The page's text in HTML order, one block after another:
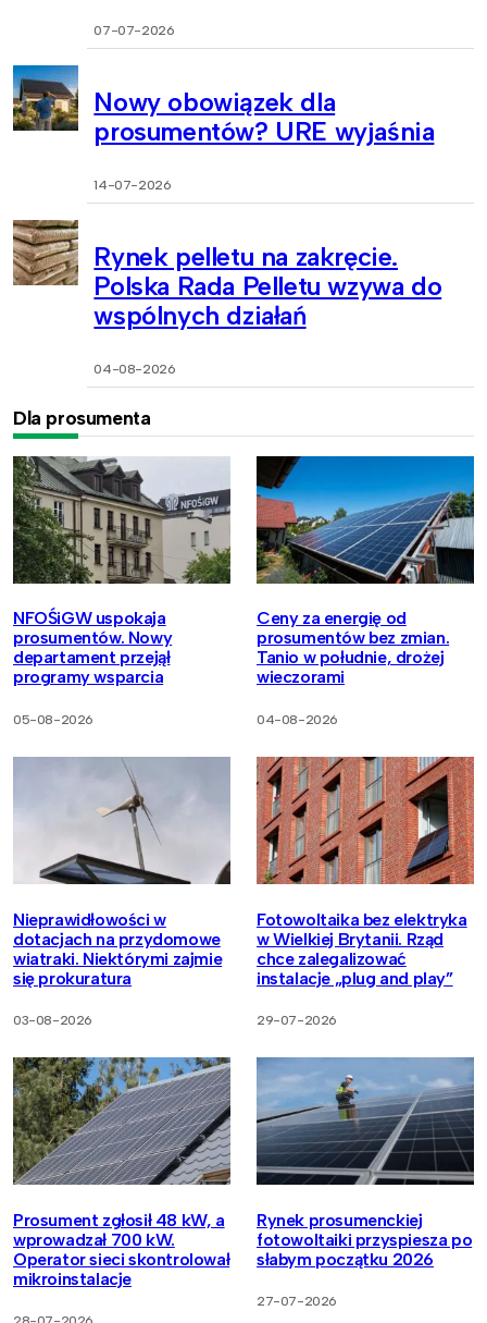
07-07-2026
Nowy obowiązek dla
prosumentów? URE wyjaśnia
14-07-2026
Rynek pelletu na zakręcie.
Polska Rada Pelletu wzywa do
wspólnych działań
04-08-2026
Dla prosumenta
NFOŚiGW uspokaja
prosumentów. Nowy
departament przejął
programy wsparcia
05-08-2026
Ceny za energię od
prosumentów bez zmian.
Tanio w południe, drożej
wieczorami
04-08-2026
Nieprawidłowości w
dotacjach na przydomowe
wiatraki. Niektórymi zajmie
się prokuratura
03-08-2026
Fotowoltaika bez elektryka
w Wielkiej Brytanii. Rząd
chce zalegalizować
instalacje „plug and play”
29-07-2026
Prosument zgłosił 48 kW, a
wprowadzał 700 kW.
Operator sieci skontrolował
mikroinstalacje
Rynek prosumenckiej
fotowoltaiki przyspiesza po
słabym początku 2026
27-07-2026